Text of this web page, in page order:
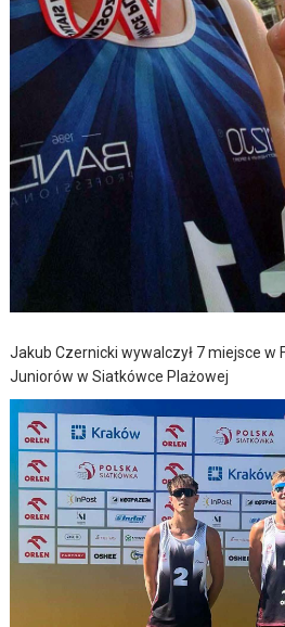
Jakub Czernicki wywalczył 7 miejsce w
Juniorów w Siatkówce Plażowej